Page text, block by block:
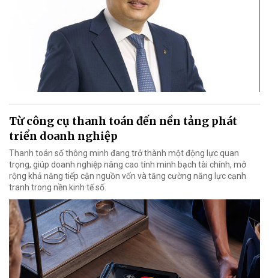
Từ công cụ thanh toán đến nền tảng phát
triển doanh nghiệp
Thanh toán số thông minh đang trở thành một động lực quan
trọng, giúp doanh nghiệp nâng cao tính minh bạch tài chính, mở
rộng khả năng tiếp cận nguồn vốn và tăng cường năng lực cạnh
tranh trong nền kinh tế số.